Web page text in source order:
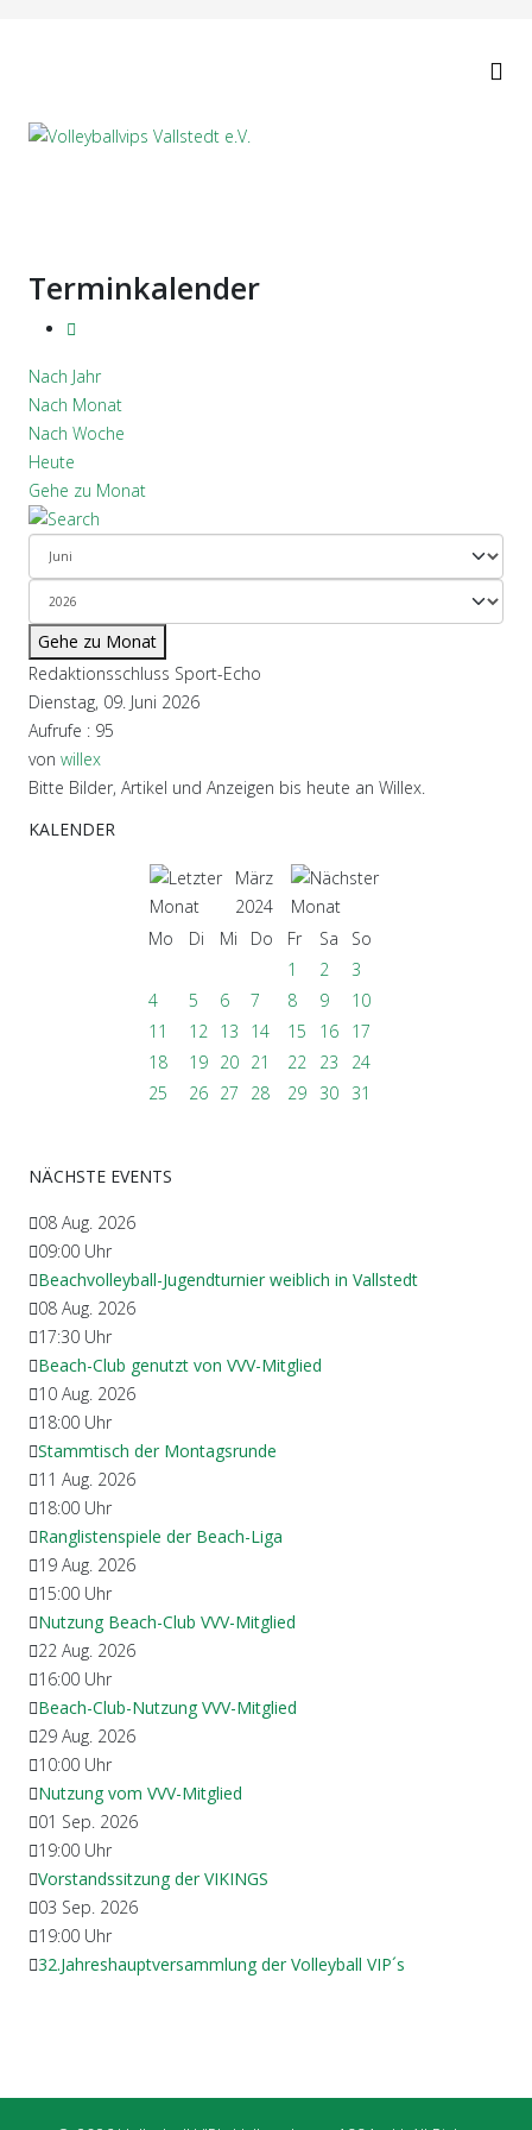
Terminkalender
Nach Jahr
Nach Monat
Nach Woche
Heute
Gehe zu Monat
Gehe zu Monat
Redaktionsschluss Sport-Echo
Dienstag, 09. Juni 2026
Aufrufe : 95
von willex
Bitte Bilder, Artikel und Anzeigen bis heute an Willex.
KALENDER
März
2024
Mo
Di Mi Do Fr Sa
So
1
2
3
4
5 6 7 8 9
10
11
12 13 14 15 16
17
18
19 20 21 22 23
24
25
26 27 28 29 30 31
NÄCHSTE EVENTS
08 Aug. 2026
09:00 Uhr
Beachvolleyball-Jugendturnier weiblich in Vallstedt
08 Aug. 2026
17:30 Uhr
Beach-Club genutzt von VVV-Mitglied
10 Aug. 2026
18:00 Uhr
Stammtisch der Montagsrunde
11 Aug. 2026
18:00 Uhr
Ranglistenspiele der Beach-Liga
19 Aug. 2026
15:00 Uhr
Nutzung Beach-Club VVV-Mitglied
22 Aug. 2026
16:00 Uhr
Beach-Club-Nutzung VVV-Mitglied
29 Aug. 2026
10:00 Uhr
Nutzung vom VVV-Mitglied
01 Sep. 2026
19:00 Uhr
Vorstandssitzung der VIKINGS
03 Sep. 2026
19:00 Uhr
32.Jahreshauptversammlung der Volleyball VIP´s